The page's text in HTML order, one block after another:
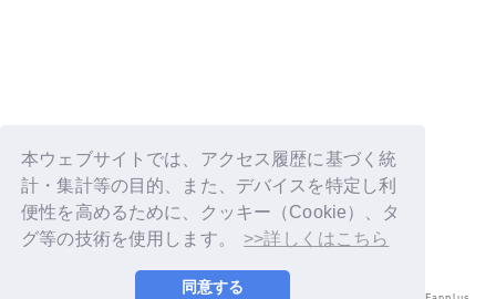
本ウェブサイトでは、アクセス履歴に基づく統
計・集計等の目的、また、デバイスを特定し利
便性を高めるために、クッキー（Cookie）、タ
グ等の技術を使用します。
>>詳しくはこちら
同意する